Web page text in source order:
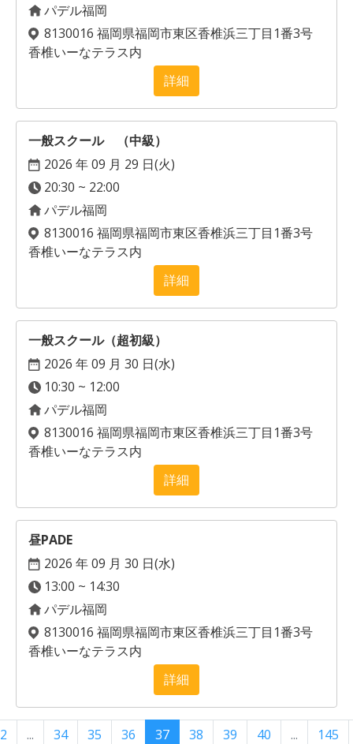
パデル福岡
8130016 福岡県福岡市東区香椎浜三丁目1番3号
香椎いーなテラス内
詳細
一般スクール （中級）
2026 年 09 月 29 日(火)
20:30 ~ 22:00
パデル福岡
8130016 福岡県福岡市東区香椎浜三丁目1番3号
香椎いーなテラス内
詳細
一般スクール（超初級）
2026 年 09 月 30 日(水)
10:30 ~ 12:00
パデル福岡
8130016 福岡県福岡市東区香椎浜三丁目1番3号
香椎いーなテラス内
詳細
昼PADE
2026 年 09 月 30 日(水)
13:00 ~ 14:30
パデル福岡
8130016 福岡県福岡市東区香椎浜三丁目1番3号
香椎いーなテラス内
詳細
2 ... 34 35 36 37 38 39 40 ... 145